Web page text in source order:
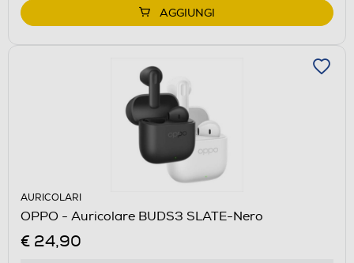
AGGIUNGI
AURICOLARI
OPPO - Auricolare BUDS3 SLATE-Nero
€ 24,90